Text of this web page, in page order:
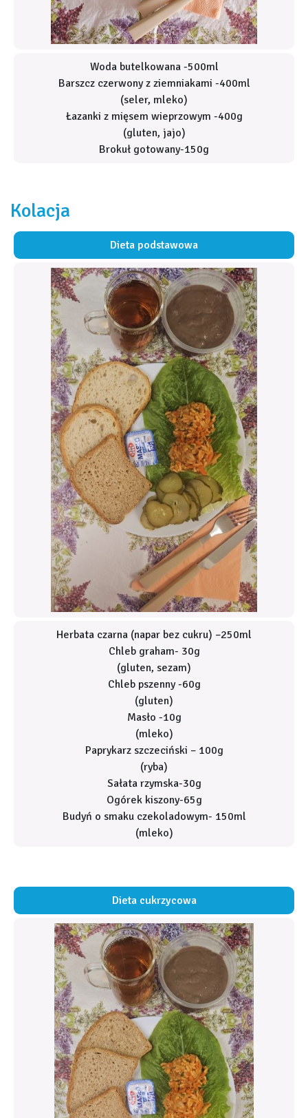
Woda butelkowana -500ml
Barszcz czerwony z ziemniakami -400ml
(seler, mleko)
Łazanki z mięsem wieprzowym -400g
(gluten, jajo)
Brokuł gotowany-150g
Kolacja
Dieta podstawowa
Herbata czarna (napar bez cukru) –250ml
Chleb graham- 30g
(gluten, sezam)
Chleb pszenny -60g
(gluten)
Masło -10g
(mleko)
Paprykarz szczeciński – 100g
(ryba)
Sałata rzymska-30g
Ogórek kiszony-65g
Budyń o smaku czekoladowym- 150ml
(mleko)
Dieta cukrzycowa